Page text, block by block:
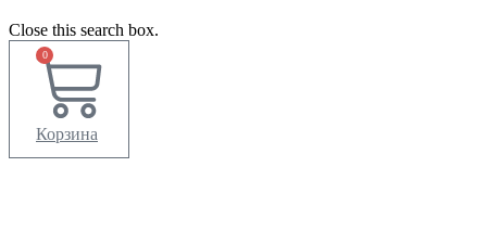
Close this search box.
0
Корзина